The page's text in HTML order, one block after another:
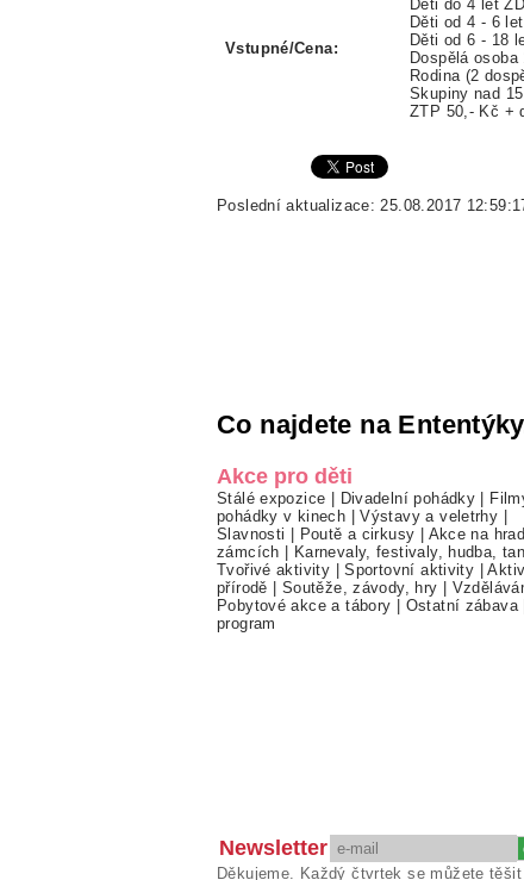
Vstupné/Cena:
Děti do 4 let
Děti od 4 - 6
Děti od 6 - 18
Dospělá osoba
Rodina (2
Skupiny nad
ZTP 50,- Kč +
Poslední aktualizace: 25.08.2017
Co najdete na
Akce pro děti
Stálé expozice | Divadelní pohádky |
pohádky v kinech |Výstavy a veletrhy |
Slavnosti | Poutě a cirkusy | Akce na
zámcích | Karnevaly, festivaly, hudba,
Tvořivé aktivity |Sportovní aktivity |
přírodě | Soutěže, závody, hry |
Pobytové akce a tábory | Ostatní zábava
program
Newsletter
Děkujeme. Každý čtvrtek se můžete těšit